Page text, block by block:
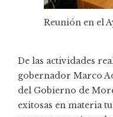
Reunión en el
De las actividades
gobernador Marco
del Gobierno de
exitosas en materia